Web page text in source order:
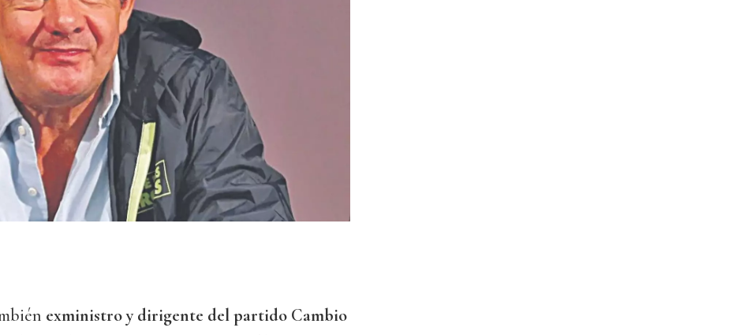
exministro y dirigente del partido Cambio